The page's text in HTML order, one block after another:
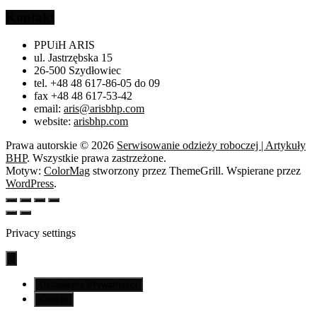
PPUiH ARIS
ul. Jastrzębska 15
26-500 Szydłowiec
tel. +48 48 617-86-05 do 09
fax +48 48 617-53-42
email: aris@arisbhp.com
website: arisbhp.com
Prawa autorskie © 2026 Serwisowanie odzieży roboczej | Artykuły
BHP. Wszystkie prawa zastrzeżone.
Motyw: ColorMag stworzony przez ThemeGrill. Wspierane przez
WordPress.
Privacy settings